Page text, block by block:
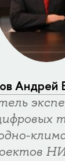
Андрей